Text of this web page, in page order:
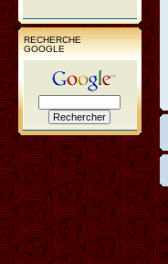
RECHERCHE
GOOGLE